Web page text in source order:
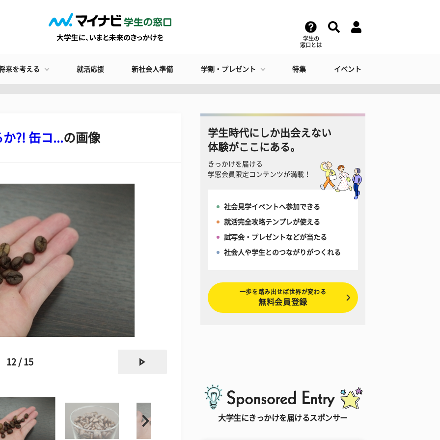
学生の
窓口とは
来を考える 就活応援 新社会人準備 学割・プレゼント 特集 イベント
?! 缶コ...の画像
12 / 15
学生時代にしか出会えない
体験がここにある。
きっかけを届ける
学窓会員限定コンテンツが満載！
社会見学イベントへ参加できる
就活完全攻略テンプレが使える
試写会・プレゼントなどが当たる
社会人や学生とのつながりがつくれる
一歩を踏み出せば世界が変わる
無料会員登録
大学生にきっかけを届けるスポンサー